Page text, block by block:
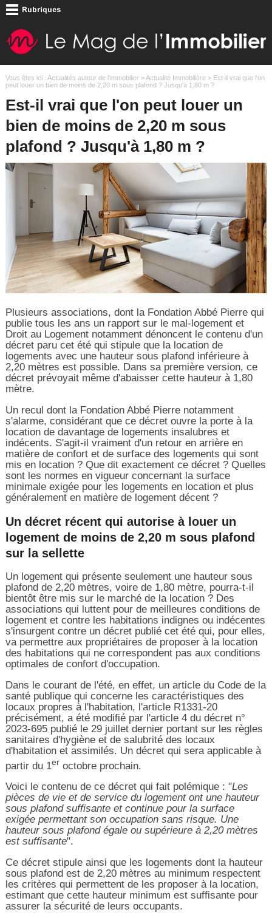
Vous êtes ici : Actualités autour de l'immobilier>Actualité Immobilière> Est-il vrai que l'on
peut louer un bien de moins de 2,20 m sous plafond ? Jusqu'à 1,80 m ?
Est-il vrai que l'on peut louer un
bien de moins de 2,20 m sous
plafond ? Jusqu'à 1,80 m ?
Plusieurs associations, dont la Fondation Abbé Pierre qui
publie tous les ans un rapport sur le mal-logement et
Droit au Logement notamment dénoncent le contenu d'un
décret paru cet été qui stipule que la location de
logements avec une hauteur sous plafond inférieure à
2,20 mètres est possible. Dans sa première version, ce
décret prévoyait même d'abaisser cette hauteur à 1,80
mètre.
Un recul dont la Fondation Abbé Pierre notamment
s'alarme, considérant que ce décret ouvre la porte à la
location de davantage de logements insalubres et
indécents. S'agit-il vraiment d'un retour en arrière en
matière de confort et de surface des logements qui sont
mis en location ? Que dit exactement ce décret ? Quelles
sont les normes en vigueur concernant la surface
minimale exigée pour les logements en location et plus
généralement en matière de logement décent ?
Un décret récent qui autorise à louer un
logement de moins de 2,20 m sous plafond
sur la sellette
Un logement qui présente seulement une hauteur sous
plafond de 2,20 mètres, voire de 1,80 mètre, pourra-t-il
bientôt être mis sur le marché de la location ? Des
associations qui luttent pour de meilleures conditions de
logement et contre les habitations indignes ou indécentes
s'insurgent contre un décret publié cet été qui, pour elles,
va permettre aux propriétaires de proposer à la location
des habitations qui ne correspondent pas aux conditions
optimales de confort d'occupation.
Dans le courant de l'été, en effet, un article du Code de la
santé publique qui concerne les caractéristiques des
locaux propres à l'habitation, l'article R1331-20
précisément, a été modifié par l'article 4 du décret n°
2023-695 publié le 29 juillet dernier portant sur les règles
sanitaires d'hygiène et de salubrité des locaux
d'habitation et assimilés. Un décret qui sera applicable à
partir du 1er octobre prochain.
Voici le contenu de ce décret qui fait polémique : "Les
pièces de vie et de service du logement ont une hauteur
sous plafond suffisante et continue pour la surface
exigée permettant son occupation sans risque. Une
hauteur sous plafond égale ou supérieure à 2,20 mètres
est suffisante".
Ce décret stipule ainsi que les logements dont la hauteur
sous plafond est de 2,20 mètres au minimum respectent
les critères qui permettent de les proposer à la location,
estimant que cette hauteur minimum est suffisante pour
assurer la sécurité de leurs occupants.